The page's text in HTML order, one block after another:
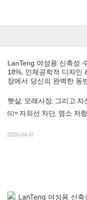
LanTeng 여성용 신축성
18%, 인체공학적 디자인
장에서 당신의 완벽한 동
햇살, 모래사장, 그리고 자
50+ 자외선 차단, 염소 저
2026-04-01